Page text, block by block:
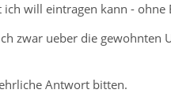
will eintragen kann - ohne
zwar ueber die gewohnten
Antwort bitten.